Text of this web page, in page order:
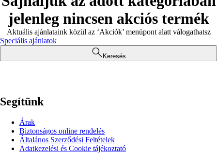
jelenleg nincsen akciós termék
Aktuális ajánlataink közül az ‘Akciók’ menüpont alatt válogathatsz
Speciális ajánlatok
Keresés
Segítünk
Árak
Biztonságos online rendelés
Általános Szerződési Feltételek
Adatkezelési és Cookie tájékoztató